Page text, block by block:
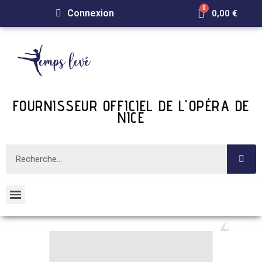
Connexion 0,00 €
FOURNISSEUR OFFICIEL DE L'OPÉRA DE
NICE